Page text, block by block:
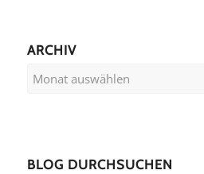
ARCHIV
BLOG DURCHSUCHEN